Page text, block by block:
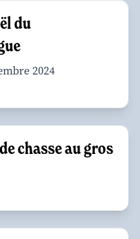
du
2024
chasse au gros